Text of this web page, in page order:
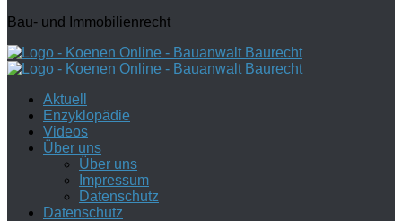
Bau- und Immobilienrecht
Aktuell
Enzyklopädie
Videos
Über uns
Über uns
Impressum
Datenschutz
Datenschutz